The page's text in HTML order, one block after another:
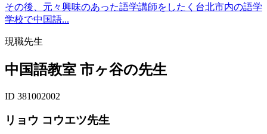
その後、元々興味のあった語学講師をしたく台北市内の語学
学校で中国語...
現職先生
中国語教室 市ヶ谷の先生
ID 381002002
リョウ コウエツ先生